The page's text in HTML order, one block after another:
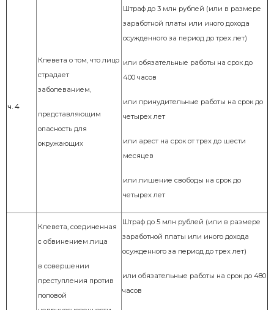
ч. 4
Клевета о том, что лицо
страдает
заболеванием,
представляющим
опасность для
окружающих
Штраф до 3 млн рублей (или в размере
заработной платы или иного дохода
осужденного за период до трех лет)
или обязательные работы на срок до
400 часов
или принудительные работы на срок до
четырех лет
или арест на срок от трех до шести
месяцев
или лишение свободы на срок до
четырех лет
Клевета, соединенная
с обвинением лица
в совершении
преступления против
половой
Штраф до 5 млн рублей (или в размере
заработной платы или иного дохода
осужденного за период до трех лет)
или обязательные работы на срок до 480
часов